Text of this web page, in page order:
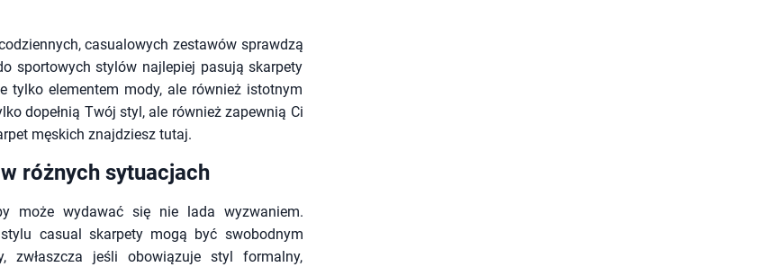
casualowych zestawów sprawdzą
sportowych stylów najlepiej pasują skarpety
tylko elementem mody, ale również istotnym
dopełnią Twój styl, ale również zapewnią Ci
męskich znajdziesz tutaj.
różnych sytuacjach
może wydawać się nie lada wyzwaniem.
casual skarpety mogą być swobodnym
zwłaszcza jeśli obowiązuje styl formalny,